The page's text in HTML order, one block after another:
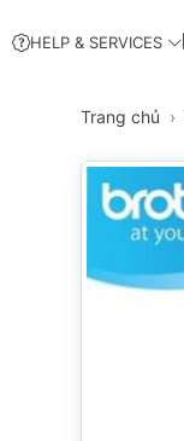
HELP & SERVICES
Trang chủ